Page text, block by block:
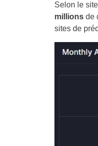
Selon le
millionsde
sites de